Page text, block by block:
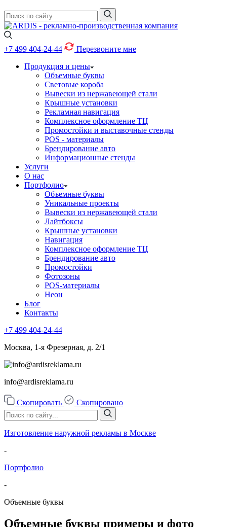
+7 499 404-24-44
Перезвоните мне
Продукция и цены
Объемные буквы
Световые короба
Вывески из нержавеющей стали
Крышные установки
Рекламная навигация
Комплексное оформление ТЦ
Промостойки и выставочные стенды
POS - материалы
Брендирование авто
Информационные стенды
Услуги
О нас
Портфолио
Объемные буквы
Уникальные проекты
Вывески из нержавеющей стали
Лайтбоксы
Крышные установки
Навигация
Комплексное оформление ТЦ
Брендирование авто
Промостойки
Фотозоны
POS-материалы
Неон
Блог
Контакты
+7 499 404-24-44
Москва, 1-я Фрезерная, д. 2/1
info@ardisreklama.ru
Скопировать Скопировано
Изготовление наружной рекламы в Москве
-
Портфолио
-
Объемные буквы
Объемные буквы примеры и фото